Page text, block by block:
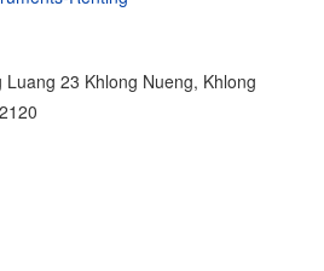
23 Khlong Nueng, Khlong